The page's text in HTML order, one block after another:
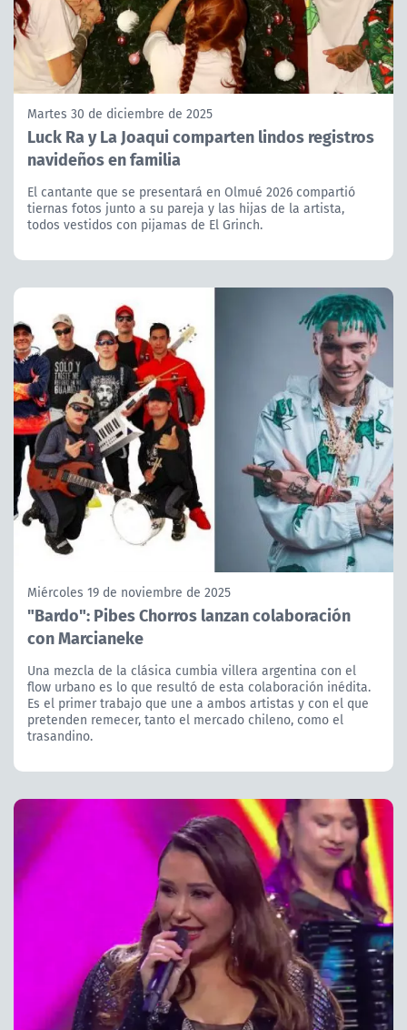
Martes 30 de diciembre de 2025
Luck Ra y La Joaqui comparten lindos registros
navideños en familia
El cantante que se presentará en Olmué 2026 compartió
tiernas fotos junto a su pareja y las hijas de la artista,
todos vestidos con pijamas de El Grinch.
Miércoles 19 de noviembre de 2025
"Bardo": Pibes Chorros lanzan colaboración
con Marcianeke
Una mezcla de la clásica cumbia villera argentina con el
flow urbano es lo que resultó de esta colaboración inédita.
Es el primer trabajo que une a ambos artistas y con el que
pretenden remecer, tanto el mercado chileno, como el
trasandino.